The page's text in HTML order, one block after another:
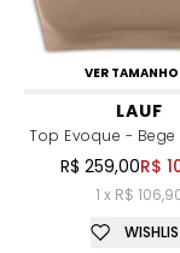
VER
LAUF
Top Evoque - Bege
R$ 259,00R$
1 x R$